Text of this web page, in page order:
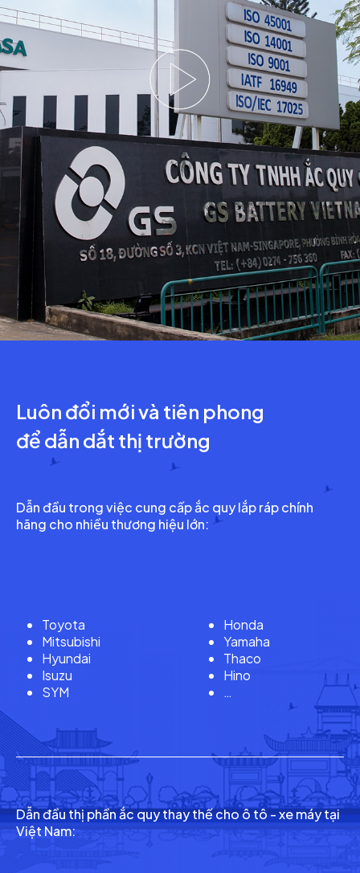
Luôn đổi mới và tiên phong
để dẫn dắt thị trường
Dẫn đầu trong việc cung cấp ắc quy lắp ráp chính
hãng cho nhiều thương hiệu lớn:
Toyota
Honda
Mitsubishi
Yamaha
Hyundai
Thaco
Isuzu
Hino
SYM
…
Dẫn đầu thị phần ắc quy thay thế cho ô tô - xe máy tại
Việt Nam: